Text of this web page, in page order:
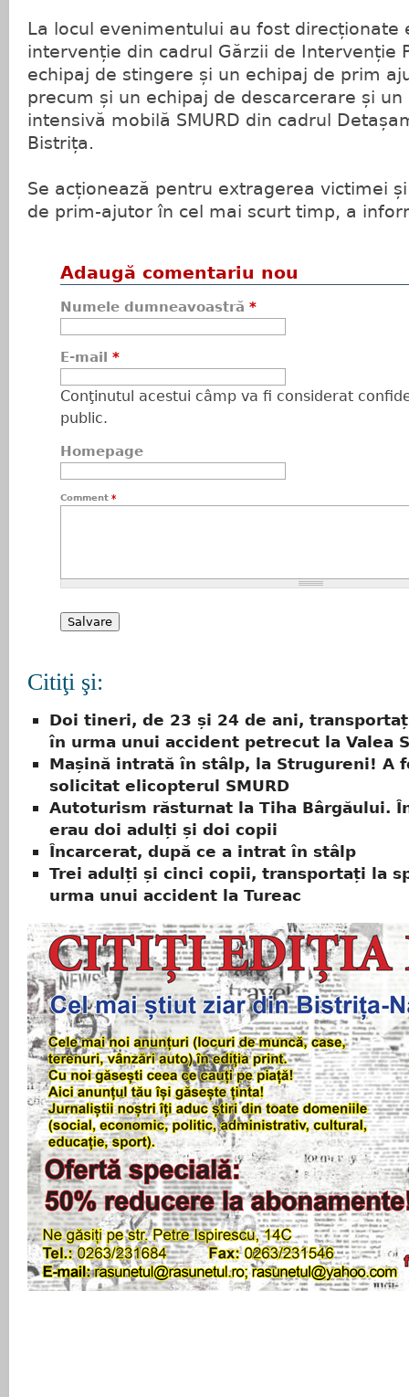
La locul evenimentului au fost direcționate
intervenție din cadrul Gărzii de Intervenție
echipaj de stingere și un echipaj de prim
precum și un echipaj de descarcerare și
intensivă mobilă SMURD din cadrul
Bistrița.
Se acționează pentru extragerea victimei
de prim-ajutor în cel mai scurt timp, a
Adaugă comentariu nou
Numele dumneavoastră *
E-mail *
Conţinutul acestui câmp va fi considerat
public.
Homepage
Comment *
Citiţi şi:
Doi tineri, de 23 și 24 de ani,
în urma unui accident petrecut la Valea
Mașină intrată în stâlp, la Strugureni! A
solicitat elicopterul SMURD
Autoturism răsturnat la Tiha Bârgăului.
erau doi adulți și doi copii
Încarcerat, după ce a intrat în stâlp
Trei adulți și cinci copii, transportați la
urma unui accident la Tureac